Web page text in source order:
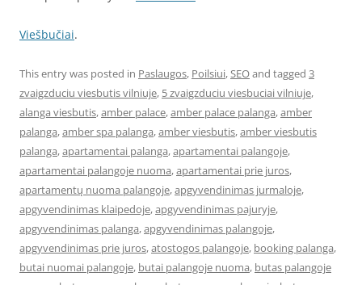
Viešbučiai.
This entry was posted in Paslaugos, Poilsiui,SEOand tagged 3
zvaigzduciu viesbutis vilniuje, 5 zvaigzduciu viesbuciai vilniuje,
alanga viesbutis,amber palace,amber palace palanga,amber
palanga,amber spa palanga,amber viesbutis,amber viesbutis
palanga,apartamentai palanga,apartamentai palangoje,
apartamentai palangoje nuoma,apartamentai prie juros,
apartamentų nuoma palangoje,apgyvendinimas jurmaloje,
apgyvendinimas klaipedoje,apgyvendinimas pajuryje,
apgyvendinimas palanga,apgyvendinimas palangoje,
apgyvendinimas prie juros,atostogos palangoje, booking palanga,
butai nuomai palangoje, butai palangoje nuoma, butas palangoje